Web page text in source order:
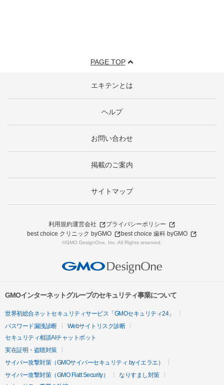
PAGE TOP
エキテンとは
ヘルプ
お問い合わせ
掲載のご案内
サイトマップ
利用規約運営会社
プライバシーポリシー
best choice クリニック byGMO
best choice 歯科 byGMO
©GMO DesignOne, Inc. All Rights reserved.
GMOインターネットグループのセキュリティ事業について
世界初総合ネットセキュリティサービス「GMOセキュリティ24」
パスワード漏洩診断
Webサイトリスク診断
セキュリティ相談AIチャットボット
実在証明・盗聴対策
サイバー攻撃対策（GMOサイバーセキュリティ byイエラエ）
サイバー攻撃対策（GMO Flatt Security）
なりすまし対策